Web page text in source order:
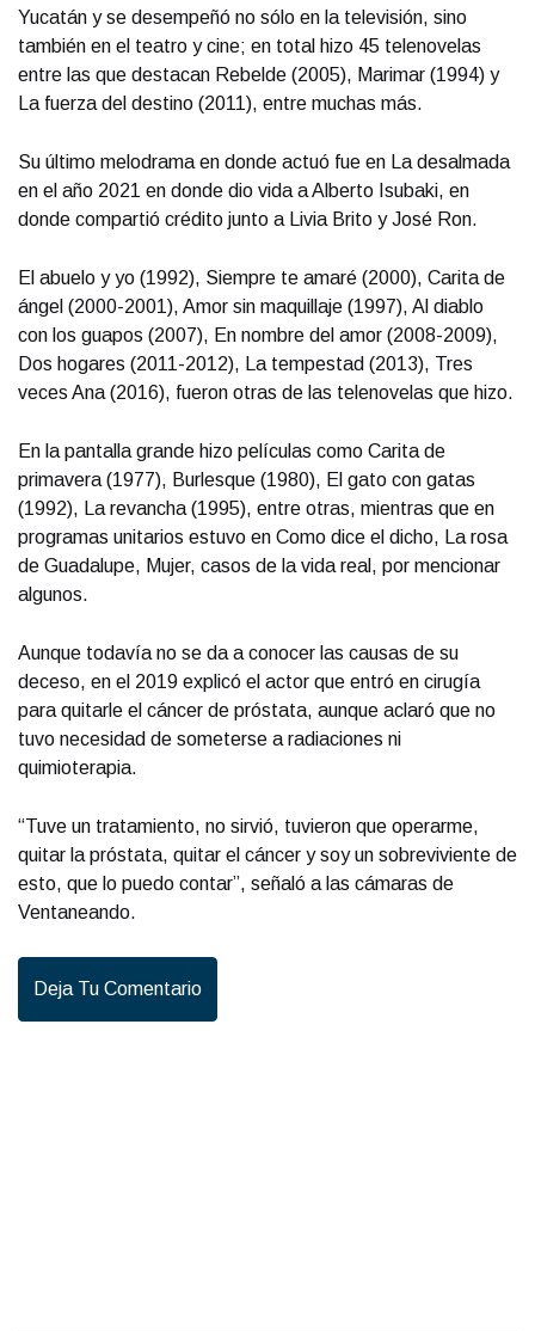
Yucatán y se desempeñó no sólo en la televisión, sino
también en el teatro y cine; en total hizo 45 telenovelas
entre las que destacan Rebelde (2005), Marimar (1994) y
La fuerza del destino (2011), entre muchas más.
Su último melodrama en donde actuó fue en La desalmada
en el año 2021 en donde dio vida a Alberto Isubaki, en
donde compartió crédito junto a Livia Brito y José Ron.
El abuelo y yo (1992), Siempre te amaré (2000), Carita de
ángel (2000-2001), Amor sin maquillaje (1997), Al diablo
con los guapos (2007), En nombre del amor (2008-2009),
Dos hogares (2011-2012), La tempestad (2013), Tres
veces Ana (2016), fueron otras de las telenovelas que hizo.
En la pantalla grande hizo películas como Carita de
primavera (1977), Burlesque (1980), El gato con gatas
(1992), La revancha (1995), entre otras, mientras que en
programas unitarios estuvo en Como dice el dicho, La rosa
de Guadalupe, Mujer, casos de la vida real, por mencionar
algunos.
Aunque todavía no se da a conocer las causas de su
deceso, en el 2019 explicó el actor que entró en cirugía
para quitarle el cáncer de próstata, aunque aclaró que no
tuvo necesidad de someterse a radiaciones ni
quimioterapia.
“Tuve un tratamiento, no sirvió, tuvieron que operarme,
quitar la próstata, quitar el cáncer y soy un sobreviviente de
esto, que lo puedo contar”, señaló a las cámaras de
Ventaneando.
Deja Tu Comentario